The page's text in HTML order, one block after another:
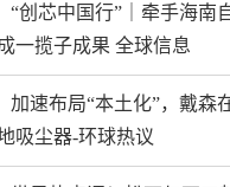
“创芯中国行”｜牵手海南
一揽子成果 全球信息
加速布局“本土化”，戴森
吸尘器-环球热议